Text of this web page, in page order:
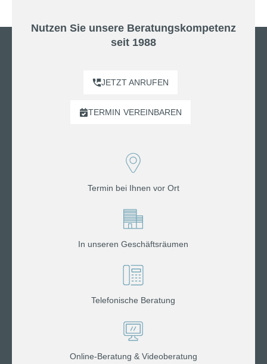
Nutzen Sie unsere Beratungskompetenz
seit 1988
JETZT ANRUFEN
TERMIN VEREINBAREN
Termin bei Ihnen vor Ort
In unseren Geschäftsräumen
Telefonische Beratung
Online-Beratung & Videoberatung